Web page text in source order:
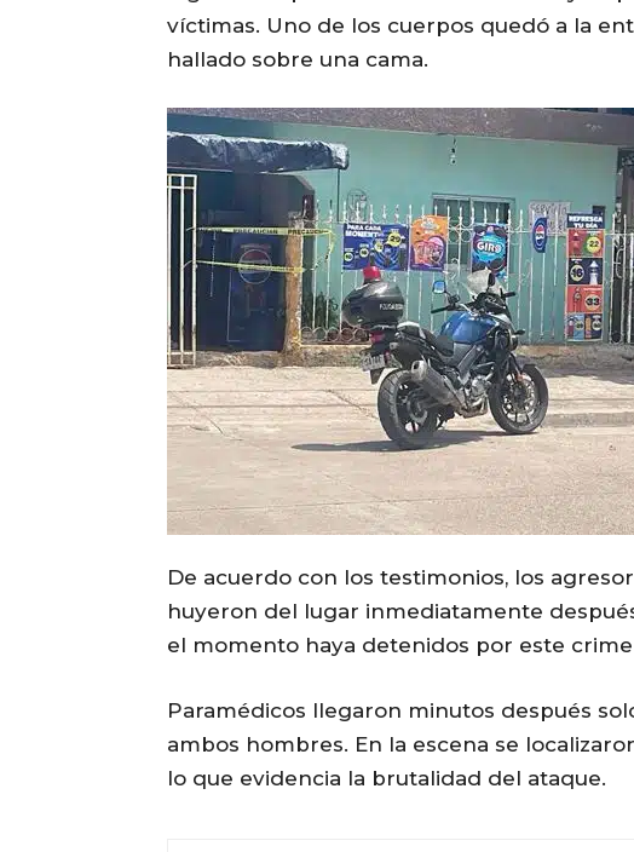
víctimas. Uno de los cuerpos quedó a la
hallado sobre una cama.
De acuerdo con los testimonios, los
huyeron del lugar inmediatamente
el momento haya detenidos por este
Paramédicos llegaron minutos después
ambos hombres. En la escena se
lo que evidencia la brutalidad del ataque.